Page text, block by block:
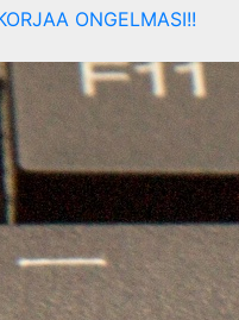
ONGELMASI!!